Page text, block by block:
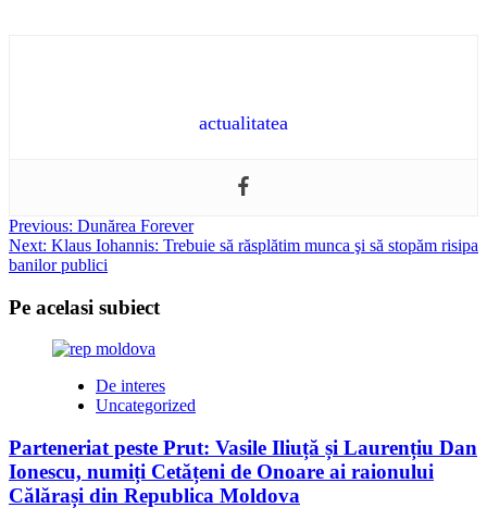
actualitatea
Post
navigation
Previous: Dunărea Forever
Next: Klaus Iohannis: Trebuie să răsplătim munca şi să stopăm risipa
banilor publici
Pe acelasi subiect
De interes
Uncategorized
Parteneriat peste Prut: Vasile Iliuță și Laurențiu Dan
Ionescu, numiți Cetățeni de Onoare ai raionului
Călărași din Republica Moldova